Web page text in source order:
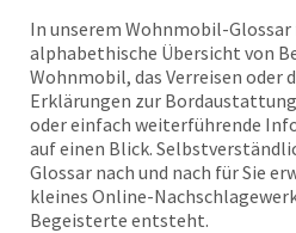
In unserem Wohnmobil-Glossar
alphabethische Übersicht von
Wohnmobil, das Verreisen oder
Erklärungen zur
oder einfach weiterführende
auf einen Blick.
Glossar nach und nach für Sie
kleines Online-
Begeisterte entsteht.